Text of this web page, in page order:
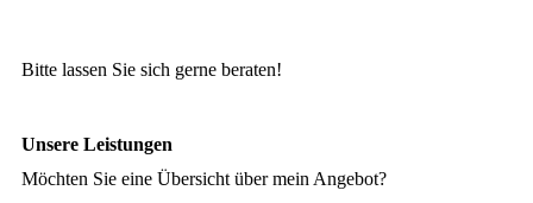
Bitte lassen Sie sich gerne beraten!
Unsere Leistungen
Möchten Sie eine Übersicht über mein Angebot?